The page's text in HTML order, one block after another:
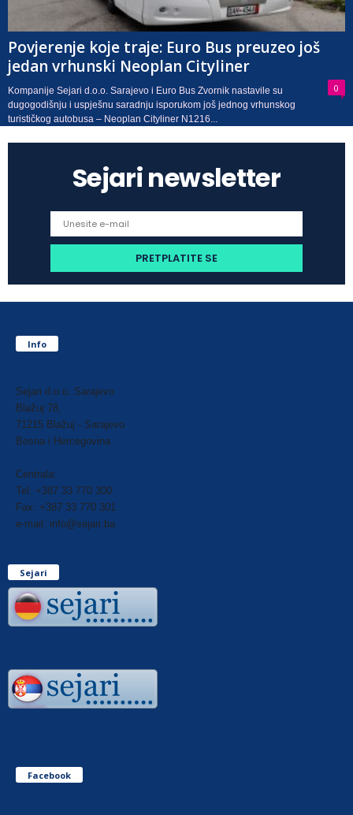
Povjerenje koje traje: Euro Bus preuzeo još
jedan vrhunski Neoplan Cityliner
0
Kompanije Sejari d.o.o. Sarajevo i Euro Bus Zvornik nastavile su
dugogodišnju i uspješnu saradnju isporukom još jednog vrhunskog
turističkog autobusa – Neoplan Cityliner N1216...
Sejari newsletter
Info
Sejari d.o.o. Sarajevo
Blažuj 78,
71215 Blažuj - Sarajevo
Bosna i Hercegovina
Centrala:
Tel: +387 33 770 300
Fax: +387 33 770 301
e-mail: info@sejari.ba
Sejari
Facebook